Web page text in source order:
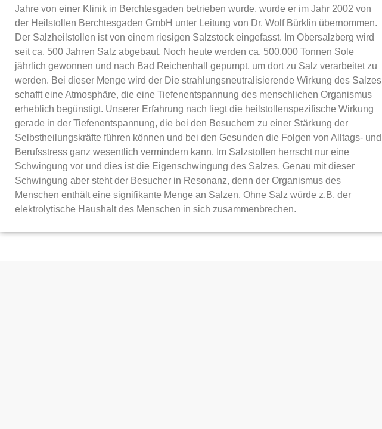
Jahre von einer Klinik in Berchtesgaden betrieben wurde, wurde er im Jahr 2002 von
der Heilstollen Berchtesgaden GmbH unter Leitung von Dr. Wolf Bürklin übernommen.
Der Salzheilstollen ist von einem riesigen Salzstock eingefasst. Im Obersalzberg wird
seit ca. 500 Jahren Salz abgebaut. Noch heute werden ca. 500.000 Tonnen Sole
jährlich gewonnen und nach Bad Reichenhall gepumpt, um dort zu Salz verarbeitet zu
werden. Bei dieser Menge wird der Die strahlungsneutralisierende Wirkung des Salzes
schafft eine Atmosphäre, die eine Tiefenentspannung des menschlichen Organismus
erheblich begünstigt. Unserer Erfahrung nach liegt die heilstollenspezifische Wirkung
gerade in der Tiefenentspannung, die bei den Besuchern zu einer Stärkung der
Selbstheilungskräfte führen können und bei den Gesunden die Folgen von Alltags- und
Berufsstress ganz wesentlich vermindern kann. Im Salzstollen herrscht nur eine
Schwingung vor und dies ist die Eigenschwingung des Salzes. Genau mit dieser
Schwingung aber steht der Besucher in Resonanz, denn der Organismus des
Menschen enthält eine signifikante Menge an Salzen. Ohne Salz würde z.B. der
elektrolytische Haushalt des Menschen in sich zusammenbrechen.